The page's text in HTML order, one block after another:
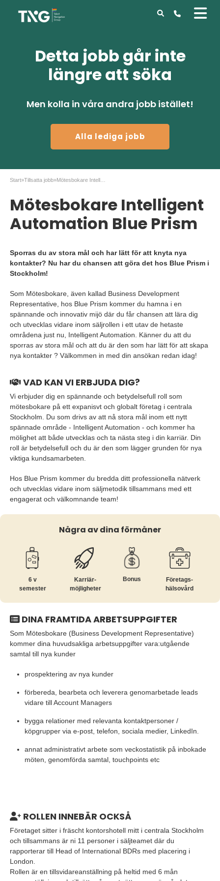
Detta jobb går inte
längre att söka
Men kolla in våra andra jobb istället!
Alla lediga jobb
Start»Tillsatta jobb»
Mötesbokare Intelligent
Automation Blue Prism
Sporras du av stora mål och har lätt för att knyta nya
kontakter? Nu har du chansen att göra det hos Blue Prism i
Stockholm!
Som Mötesbokare, även kallad Business Development
Representative, hos Blue Prism kommer du hamna i en
spännande och innovativ mijö där du får chansen att lära dig
och utvecklas vidare inom säljrollen i ett utav de hetaste
områdena just nu, Intelligent Automation. Känner du att du
sporras av stora mål och att du är den som har lätt för att skapa
nya kontakter ? Välkommen in med din ansökan redan idag!
VAD KAN VI ERBJUDA DIG?
Vi erbjuder dig en spännande och betydelsefull roll som
mötesbokare på ett expanisvt och globalt företag i centrala
Stockholm. Du som drivs av att nå stora mål inom ett nytt
spännade område - Intelligent Automation - och kommer ha
mölighet att både utvecklas och ta nästa steg i din karriär. Din
roll är betydelsefull och du är den som lägger grunden för nya
viktiga kundsamarbeten.
Hos Blue Prism kommer du bredda ditt professionella nätverk
och utvecklas vidare inom säljmetodik tillsammans med ett
engagerat och välkomnande team!
Några av dina förmåner
6 v
semester
Karriär­
möjligheter
Bonus
Företags­
hälsovård
DINA FRAMTIDA ARBETSUPPGIFTER
Som Mötesbokare (Business Development Representative)
kommer dina huvudsakliga arbetsuppgifter vara:utgående
samtal till nya kunder
prospektering av nya kunder
förbereda, bearbeta och leverera genomarbetade leads
vidare till Account Managers
bygga relationer med relevanta kontaktpersoner /
köpgrupper via e-post, telefon, sociala medier, LinkedIn.
annat administrativt arbete som veckostatistik på inbokade
möten, genomförda samtal, touchpoints etc
ROLLEN INNEBÄR OCKSÅ
Företaget sitter i fräscht kontorshotell mitt i centrala Stockholm
och tillsammans är ni 11 personer i säljteamet där du
rapporterar till Head of International BDRs med placering i
London.
Rollen är en tillsvidareanställning på heltid med 6 mån